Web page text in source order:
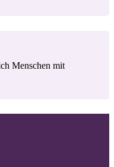
Menschen mit